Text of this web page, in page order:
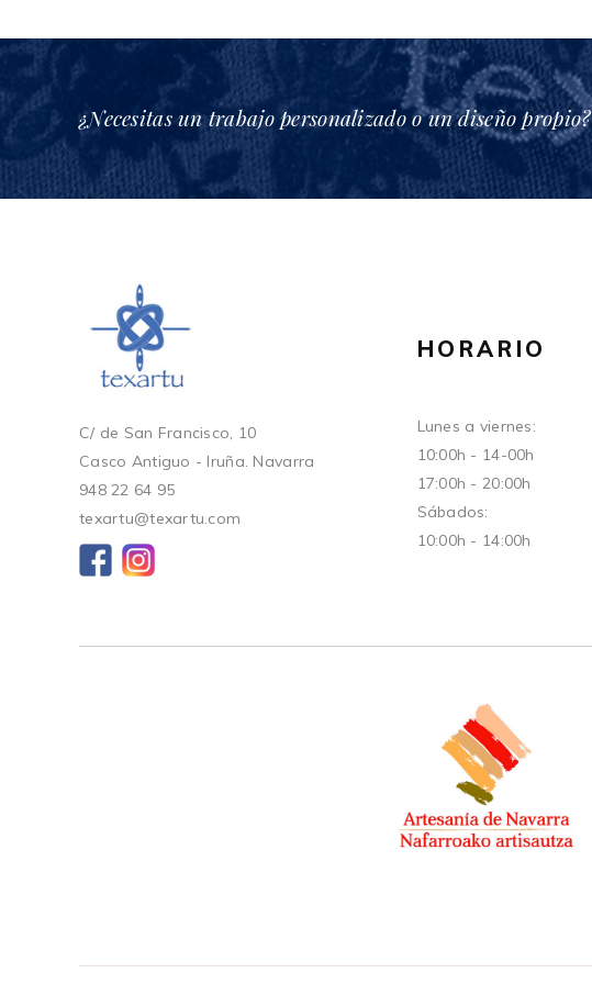
¿Necesitas un trabajo personalizado o un diseño propio?
C/ de San Francisco, 10
Casco Antiguo - Iruña. Navarra
948 22 64 95
texartu@texartu.com
HORARIO
Lunes a viernes:
10:00h - 14-00h
17:00h - 20:00h
Sábados:
10:00h - 14:00h